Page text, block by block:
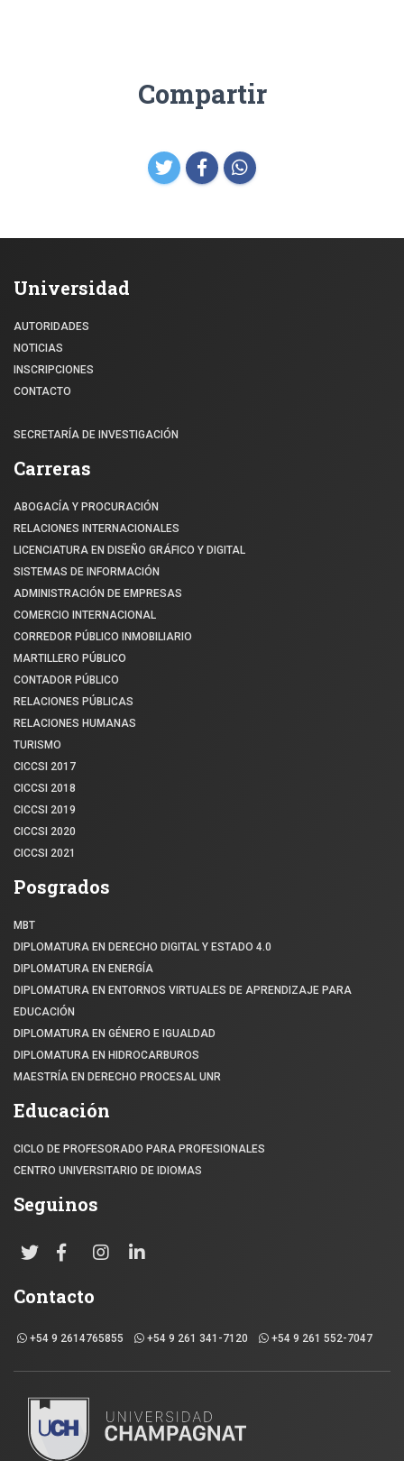
Compartir
Universidad
AUTORIDADES
NOTICIAS
INSCRIPCIONES
CONTACTO
SECRETARÍA DE INVESTIGACIÓN
Carreras
ABOGACÍA Y PROCURACIÓN
RELACIONES INTERNACIONALES
LICENCIATURA EN DISEÑO GRÁFICO Y DIGITAL
SISTEMAS DE INFORMACIÓN
ADMINISTRACIÓN DE EMPRESAS
COMERCIO INTERNACIONAL
CORREDOR PÚBLICO INMOBILIARIO
MARTILLERO PÚBLICO
CONTADOR PÚBLICO
RELACIONES PÚBLICAS
RELACIONES HUMANAS
TURISMO
CICCSI 2017
CICCSI 2018
CICCSI 2019
CICCSI 2020
CICCSI 2021
Posgrados
MBT
DIPLOMATURA EN DERECHO DIGITAL Y ESTADO 4.0
DIPLOMATURA EN ENERGÍA
DIPLOMATURA EN ENTORNOS VIRTUALES DE APRENDIZAJE PARA
EDUCACIÓN
DIPLOMATURA EN GÉNERO E IGUALDAD
DIPLOMATURA EN HIDROCARBUROS
MAESTRÍA EN DERECHO PROCESAL UNR
Educación
CICLO DE PROFESORADO PARA PROFESIONALES
CENTRO UNIVERSITARIO DE IDIOMAS
Seguinos
Contacto
+54 9 2614765855 +54 9 261 341-7120 +54 9 261 552-7047